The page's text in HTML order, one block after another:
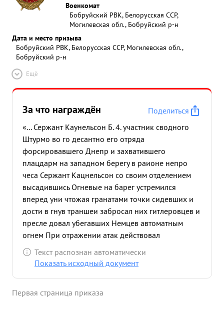
Военкомат
Бобруйский РВК, Белорусская ССР,
Могилевская обл., Бобруйский р-н
Дата и место призыва
Бобруйский РВК, Белорусская ССР, Могилевская обл.,
Бобруйский р-н
Ещё
За что награждён
Поделиться
«... Сержант Каунельсон Б. 4. участник сводного
Штурмо во го десантно его отряда
форсировавшего Днепр и захватившего
плацдарм на западном берегу в раионе непро
чеса Сержант Кацнельсон со своим отделением
высадившись Огневые на барег устремился
вперед уни чтожая гранатами точки сидевших и
дости в гнув траншеи забросал них гитлеровцев и
пресле довал убегавших Немцев автоматным
огнем При отражении атак действовал
хлоднокровно умело управляя своим отделением
уничтожил пулемет противника все атаки
Не оставил поле боя о продолжал бить что
Текст распознан автоматически
Показать исходный документ
Первая страница приказа